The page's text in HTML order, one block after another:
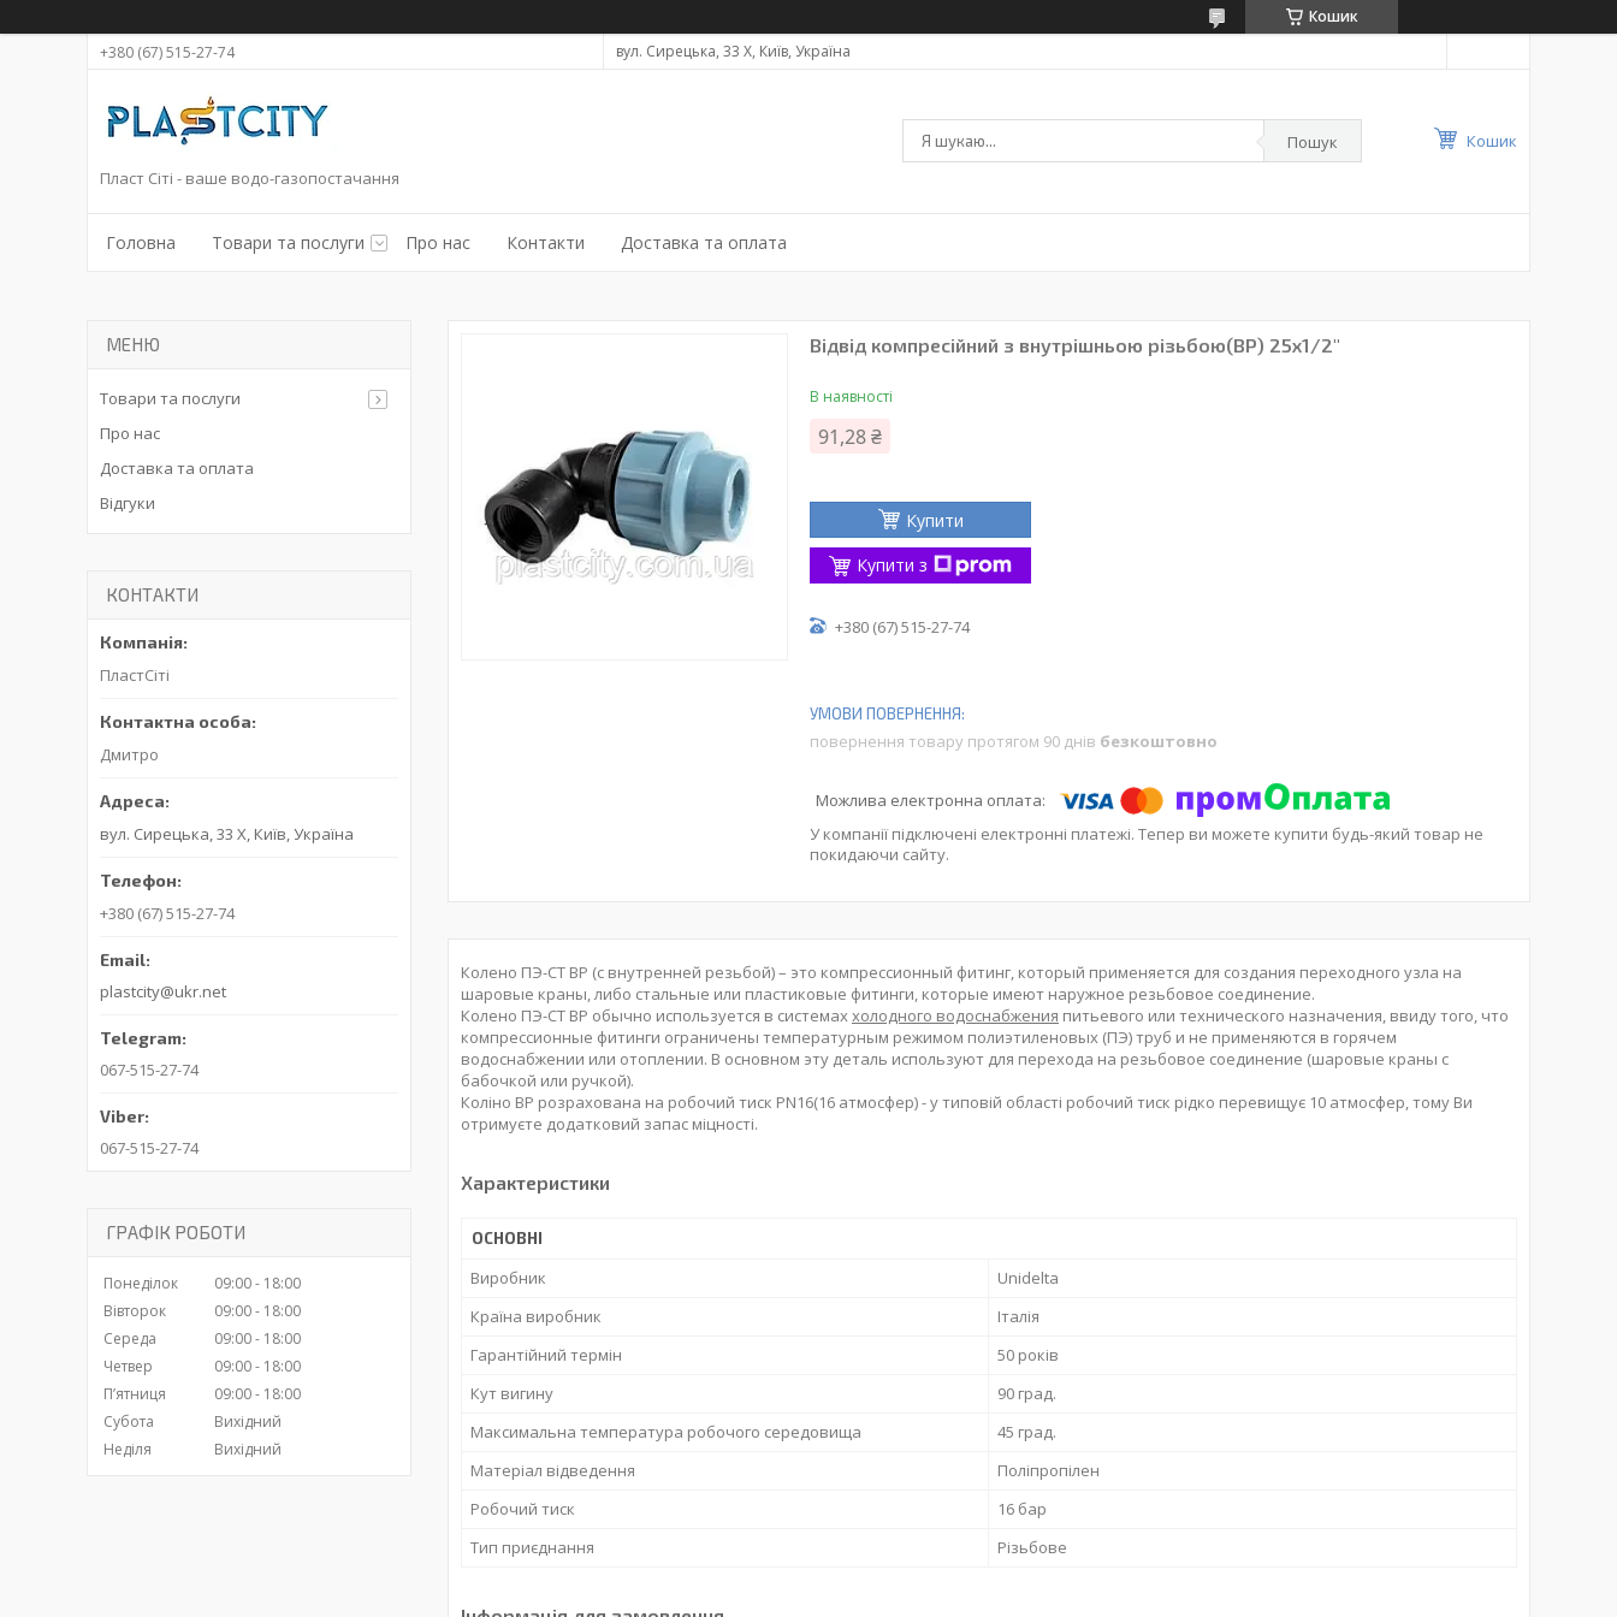
Кошик
+380 (67) 515-27-74
вул. Сирецька, 33 Х, Київ, Україна
Пласт Сіті - ваше водо-газопостачання
Пошук Кошик
Головна Товари та послуги Про нас Контакти Доставка та оплата
Відвід компресійний з внутрішньою різьбою(ВР) 25х1/2"
В наявності
91,28 ₴
Купити
Купити з
+380 (67) 515-27-74
повернення товару протягом 90 днів безкоштовно
У компанії підключені електронні платежі. Тепер ви можете купити будь-який товар не
покидаючи сайту.
Колено ПЭ-СТ ВР (с внутренней резьбой) – это компрессионный фитинг, который применяется для создания переходного узла на
шаровые краны, либо стальные или пластиковые фитинги, которые имеют наружное резьбовое соединение.
Колено ПЭ-СТ ВР обычно используется в системаххолодного водоснабжения питьевого или технического назначения, ввиду того, что
компрессионные фитинги ограничены температурным режимом полиэтиленовых (ПЭ) труб и не применяются в горячем
водоснабжении или отоплении. В основном эту деталь используют для перехода на резьбовое соединение (шаровые краны с
бабочкой или ручкой).
Коліно ВР розрахована на робочий тиск PN16(16 атмосфер) - у типовій області робочий тиск рідко перевищує 10 атмосфер, тому Ви
отримуєте додатковий запас міцності.
Характеристики
ОСНОВНІ
Виробник
Unidelta
Країна виробник
Італія
Гарантійний термін
50 років
Кут вигину
90 град.
Максимальна температура робочого середовища
45 град.
Матеріал відведення
Поліпропілен
Робочий тиск
16 бар
Тип приєднання
Різьбове
Товари та послуги
Про нас
Доставка та оплата
Відгуки
КОНТАКТИ
ПластСіті
Дмитро
вул. Сирецька, 33 Х, Київ, Україна
+380 (67) 515-27-74
plastcity@ukr.net
067-515-27-74
067-515-27-74
ГРАФІК РОБОТИ
Понеділок 09:00
18:00
Вівторок
09:00
18:00
Середа
09:00
18:00
Четвер
09:00
18:00
Пʼятниця
09:00
18:00
Субота
Вихідний
Неділя
Вихідний